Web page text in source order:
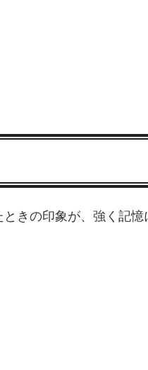
きの印象が、強く記憶